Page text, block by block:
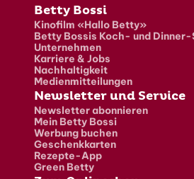
Fusszeile
Betty Bossi
Kinofilm «Hallo Betty»
Betty Bossis Koch- und
Unternehmen
Karriere & Jobs
Nachhaltigkeit
Medienmitteilungen
Newsletter und Service
Newsletter abonnieren
Mein Betty Bossi
Werbung buchen
Geschenkkarten
Rezepte-App
Green Betty